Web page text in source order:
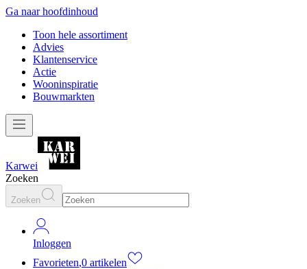
Ga naar hoofdinhoud
Toon hele assortiment
Advies
Klantenservice
Actie
Wooninspiratie
Bouwmarkten
Karwei
Zoeken
Zoeken
Inloggen
Favorieten,0 artikelen